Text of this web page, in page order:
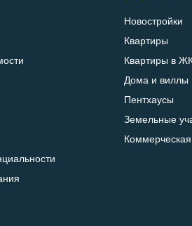
Новостройки
Квартиры
Квартиры в
Дома и виллы
Пентхаусы
Земельные
Коммерческая